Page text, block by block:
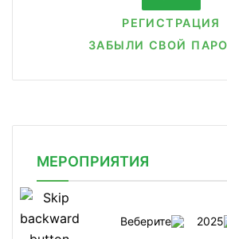
РЕГИСТРАЦИЯ
ЗАБЫЛИ СВОЙ
МЕРОПРИЯТИЯ
Веберите 2025